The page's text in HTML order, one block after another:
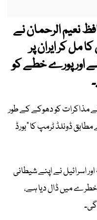
نعیم الرحمان نے
مل کر ایران پر
اور پورے خطے کو
مذاکرات کو دھوکے کے طور
ڈونلڈ ٹرمپ کا “بورڈ
اسرائیل نے اپنے شیطانی
میں ڈال دیا ہے،